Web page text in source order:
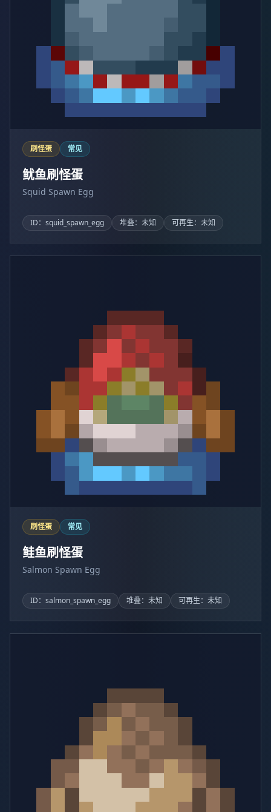
刷怪蛋 常见
鱿鱼刷怪蛋
Squid Spawn Egg
ID：squid_spawn_egg 堆叠：未知 可再生：未知
刷怪蛋 常见
鲑鱼刷怪蛋
Salmon Spawn Egg
ID：salmon_spawn_egg 堆叠：未知 可再生：未知